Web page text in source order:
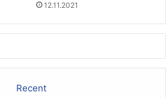
12.11.2021
Recent